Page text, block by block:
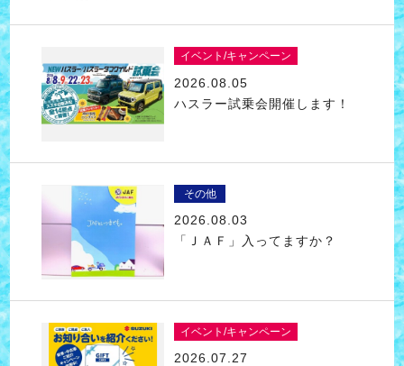
イベント/キャンペーン
2026.08.05
ハスラー試乗会開催します！
その他
2026.08.03
「ＪＡＦ」入ってますか？
イベント/キャンペーン
2026.07.27